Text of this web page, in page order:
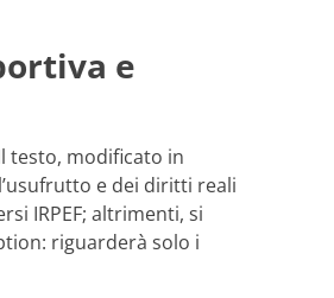
e
testo, modificato in
e dei diritti reali
IRPEF; altrimenti, si
riguarderà solo i